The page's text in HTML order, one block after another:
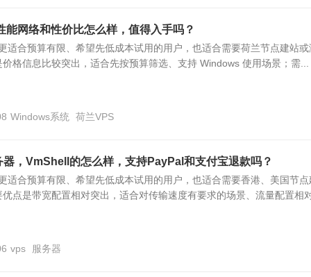
能网络和性价比怎么样，值得入手吗？
适合预算有限、希望先低成本试用的用户，也适合需要荷兰节点建站或
格信息比较突出，适合先按预算筛选、支持 Windows 使用场景；需...
Windows系统 荷兰VPS
器，VmShell的怎么样，支持PayPal和支付宝退款吗？
适合预算有限、希望先低成本试用的用户，也适合需要香港、美国节点
点是带宽配置相对突出，适合对传输速度有要求的场景、流量配置相
vps 服务器